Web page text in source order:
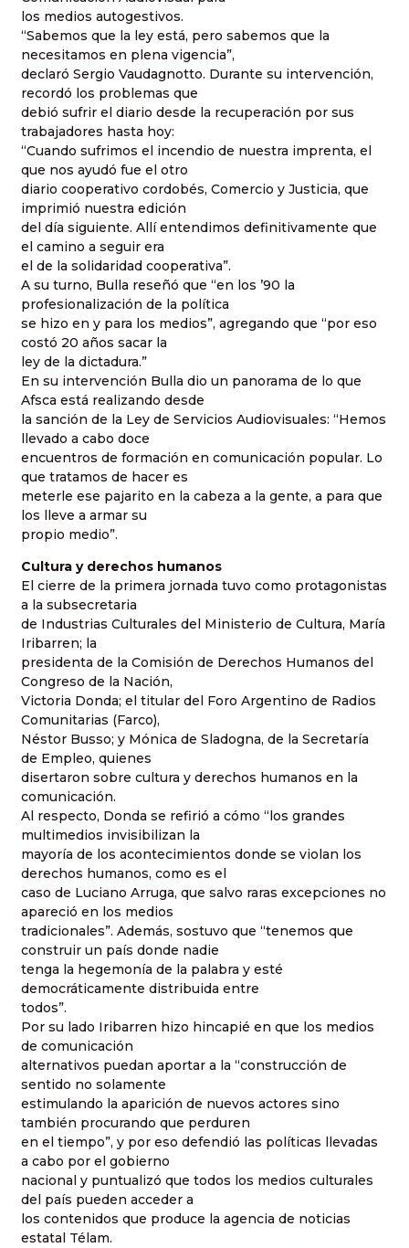
los medios autogestivos.
“Sabemos que la ley está, pero sabemos que la
necesitamos en plena vigencia”,
declaró Sergio Vaudagnotto. Durante su intervención,
recordó los problemas que
debió sufrir el diario desde la recuperación por sus
trabajadores hasta hoy:
“Cuando sufrimos el incendio de nuestra imprenta, el
que nos ayudó fue el otro
diario cooperativo cordobés, Comercio y Justicia, que
imprimió nuestra edición
del día siguiente. Allí entendimos definitivamente que
el camino a seguir era
el de la solidaridad cooperativa”.
A su turno, Bulla reseñó que “en los ’90 la
profesionalización de la política
se hizo en y para los medios”, agregando que “por eso
costó 20 años sacar la
ley de la dictadura.”
En su intervención Bulla dio un panorama de lo que
Afsca está realizando desde
la sanción de la Ley de Servicios Audiovisuales: “Hemos
llevado a cabo doce
encuentros de formación en comunicación popular. Lo
que tratamos de hacer es
meterle ese pajarito en la cabeza a la gente, a para que
los lleve a armar su
propio medio”.
Cultura y derechos humanos
El cierre de la primera jornada tuvo como protagonistas
a la subsecretaria
de Industrias Culturales del Ministerio de Cultura, María
Iribarren; la
presidenta de la Comisión de Derechos Humanos del
Congreso de la Nación,
Victoria Donda; el titular del Foro Argentino de Radios
Comunitarias (Farco),
Néstor Busso; y Mónica de Sladogna, de la Secretaría
de Empleo, quienes
disertaron sobre cultura y derechos humanos en la
comunicación.
Al respecto, Donda se refirió a cómo “los grandes
multimedios invisibilizan la
mayoría de los acontecimientos donde se violan los
derechos humanos, como es el
caso de Luciano Arruga, que salvo raras excepciones no
apareció en los medios
tradicionales”. Además, sostuvo que “tenemos que
construir un país donde nadie
tenga la hegemonía de la palabra y esté
democráticamente distribuida entre
todos”.
Por su lado Iribarren hizo hincapié en que los medios
de comunicación
alternativos puedan aportar a la “construcción de
sentido no solamente
estimulando la aparición de nuevos actores sino
también procurando que perduren
en el tiempo”, y por eso defendió las políticas llevadas
a cabo por el gobierno
nacional y puntualizó que todos los medios culturales
del país pueden acceder a
los contenidos que produce la agencia de noticias
estatal Télam.